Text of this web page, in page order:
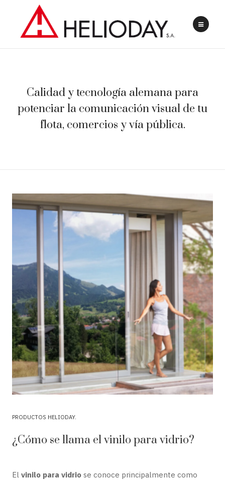
Calidad y tecnología alemana para
potenciar la comunicación visual de tu
flota, comercios y vía pública.
PRODUCTOS HELIODAY
¿Cómo se llama el vinilo para vidrio?
El vinilo para vidrio se conoce principalmente como